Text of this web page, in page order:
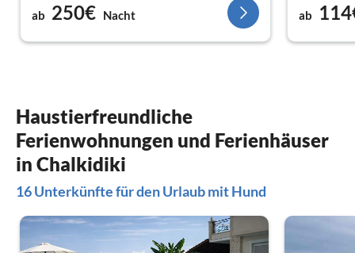
ab 250€ Nacht
aus dem
das
Einziger -
ab
Haustierfreundliche
Ferienwohnungen und Ferienhäuser
in Chalkidiki
16 Unterkünfte für den Urlaub mit Hund